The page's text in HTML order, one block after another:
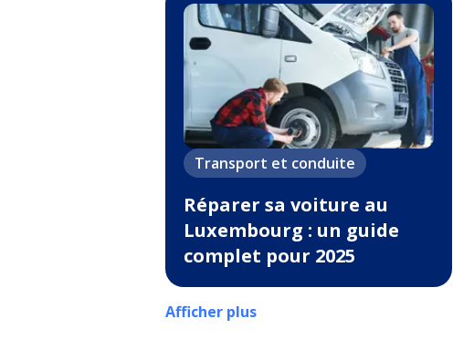
Transport et conduite
Réparer sa voiture au
Luxembourg : un guide
complet pour 2025
Afficher plus